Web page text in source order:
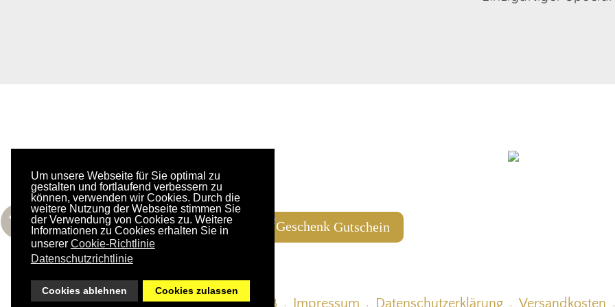
Um unsere Webseite für Sie optimal zu
gestalten und fortlaufend verbessern zu
können, verwenden wir Cookies. Durch die
weitere Nutzung der Webseite stimmen Sie
der Verwendung von Cookies zu. Weitere
Informationen zu Cookies erhalten Sie in
unserer Cookie-Richtlinie
Datenschutzrichtlinie
Cookies ablehnen Cookies zulassen
Gruben 431
6283 Hippach
Tirol
Gutschein
AGB Impressum Datenschutzerklärung Versandkosten